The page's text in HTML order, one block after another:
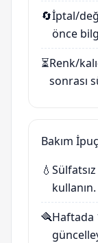
🔄İptal/
önce
⏳Renk/
sonrası
Bakım
💧
kullanın.
🪮Haftada